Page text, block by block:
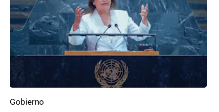
Gobierno